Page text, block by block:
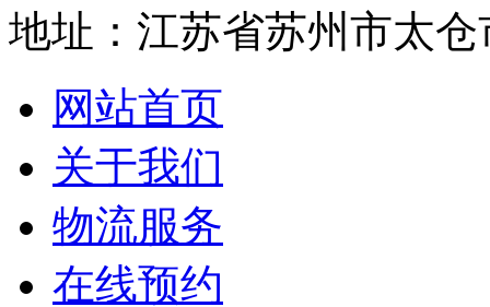
地址：江苏省苏州市太
网站首页
关于我们
物流服务
在线预约